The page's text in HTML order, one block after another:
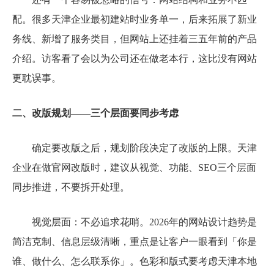
配。很多天津企业最初建站时业务单一，后来拓展了新业
务线、新增了服务类目，但网站上还挂着三五年前的产品
介绍。访客看了会以为公司还在做老本行，这比没有网站
更耽误事。
二、改版规划——三个层面要同步考虑
确定要改版之后，规划阶段决定了改版的上限。天津
企业在做官网改版时，建议从视觉、功能、SEO三个层面
同步推进，不要拆开处理。
视觉层面：不必追求花哨。2026年的网站设计趋势是
简洁克制、信息层级清晰，重点是让客户一眼看到「你是
谁、做什么、怎么联系你」。色彩和版式要考虑天津本地